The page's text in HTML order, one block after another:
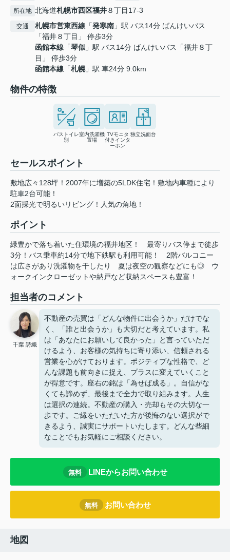
所在地 北海道札幌市西区福井８丁目17-3
交通 札幌市営東西線 「発寒南 」駅 バス14分 ばんけいバス
「福井８丁目」 停歩3分
函館本線 「琴似 」駅 バス14分 ばんけいバス「福井８丁
目」 停歩3分
函館本線 「札幌」駅 車24分 9.0km
物件の特徴
バストイレ
別
室内洗濯機
置場
TVモニタ
付きインタ
ーホン
独立洗面台
セールスポイント
敷地広々128坪！2007年に増築の5LDK住宅！敷地内車種により
駐車2台可能！
2面採光で明るいリビング！人気の角地！
ポイント
緑豊かで落ち着いた住環境の福井地区！
最寄りバス停まで徒歩
3分！バス乗車約14分で地下鉄駅も利用可能！
2階バルコニー
は広さがあり洗濯物を干したり
夏は夜空の観察などにも◎
ウ
ォークインクローゼットや納戸など収納スペースも豊富！
担当者のコメント
千葉 詩織
不動産の売買は「どんな物件に出会うか」だけでな
く、「誰と出会うか」も大切だと考えています。私
は「あなたにお願いして良かった」と言っていただ
けるよう、お客様の気持ちに寄り添い、信頼される
営業を心がけております。ポジティブな性格で、ど
んな課題も前向きに捉え、プラスに変えていくこと
が得意です。座右の銘は「為せば成る」。自信がな
くても諦めず、最後まで全力で取り組みます。人生
は選択の連続。不動産の購入・売却もその大切な一
歩です。ご縁をいただいた方が後悔のない選択がで
きるよう、誠実にサポートいたします。どんな些細
なことでもお気軽にご相談ください。
無料 LINEからお問い合わせ
無料 お問い合わせ
地図